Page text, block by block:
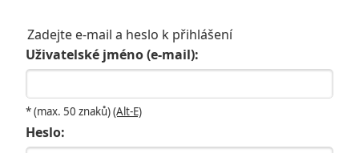
Zadejte e-mail a heslo k přihlášení
Uživatelské jméno (e-mail):
* (max. 50 znaků)(Alt-E)
Heslo: